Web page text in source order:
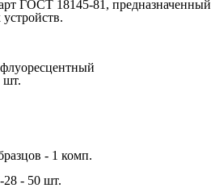
ГОСТ 18145-81, предназначенный
шт.
- 1 комп.
- 50 шт.